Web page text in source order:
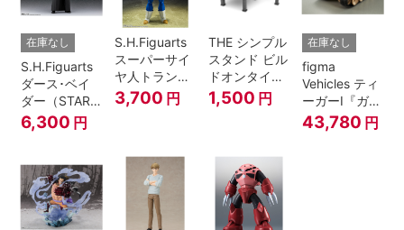
在庫なし
S.H.Figuarts
ダース･ベイ
ダー（STAR
WARS: Return
of the Jedi）
6,300 円
S.H.Figuarts
スーパーサイ
ヤ人トランク
ス-その身に秘
めしスーパー
Z』
3,700 円
THE シンプル
スタンド ビル
ドオンタイプ
(ブラック)
1,500 円
在庫なし
figma
Vehicles ティ
ーガーI『ガー
ルズ&パンツ
ァー』
43,780 円